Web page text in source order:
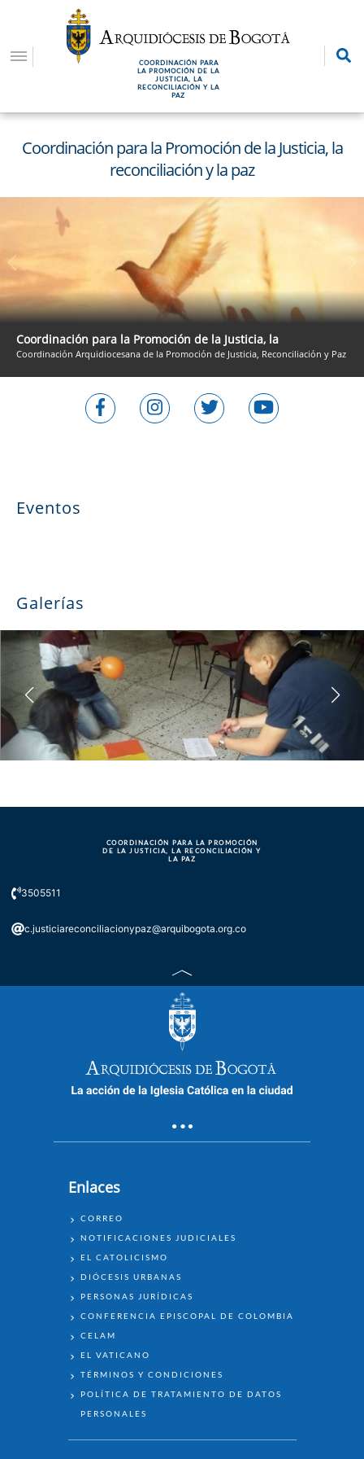
contenido
principal
COORDINACIÓN PARA
LA PROMOCIÓN DE LA
JUSTICIA, LA
RECONCILIACIÓN Y LA
PAZ
Coordinación para la Promoción de la Justicia, la
reconciliación y la paz
Coordinación para la Promoción de la Justicia, la
Coordinación Arquidiocesana de la Promoción de Justicia, Reconciliación y Paz
Eventos
Galerías
COORDINACIÓN PARA LA PROMOCIÓN
DE LA JUSTICIA, LA RECONCILIACIÓN Y
LA PAZ
3505511
c.justiciareconciliacionypaz@arquibogota.org.co
Enlaces
ENLACES
CORREO
NOTIFICACIONES JUDICIALES
EL CATOLICISMO
DIÓCESIS URBANAS
PERSONAS JURÍDICAS
CONFERENCIA EPISCOPAL DE COLOMBIA
CELAM
EL VATICANO
TÉRMINOS Y CONDICIONES
POLÍTICA DE TRATAMIENTO DE DATOS
PERSONALES